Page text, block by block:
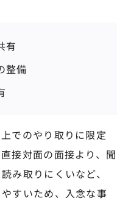
有
整備
でのやり取りに限定
接対面の面接より、聞
み取りにくいなど、
すいため、入念な事